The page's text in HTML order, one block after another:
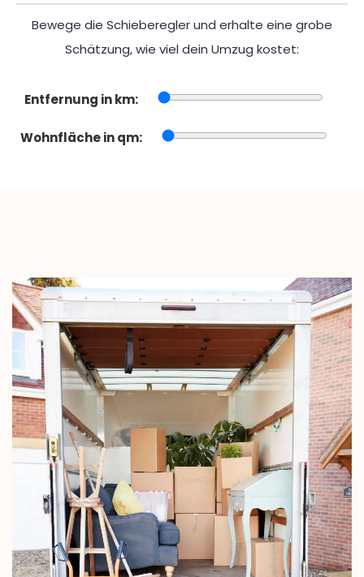
Bewege die Schieberegler und erhalte eine grobe
Schätzung, wie viel dein Umzug kostet:
Entfernung in km:
Wohnfläche in qm: